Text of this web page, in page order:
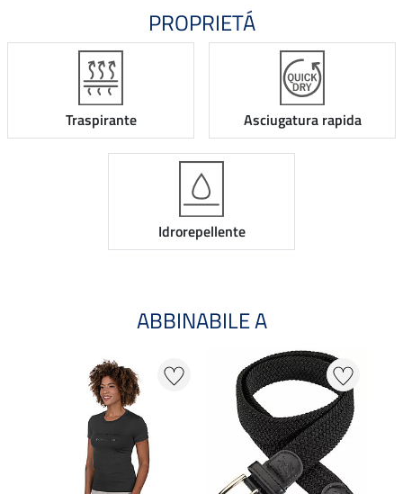
PROPRIETÁ
Traspirante Asciugatura rapida
Idrorepellente
ABBINABILE A